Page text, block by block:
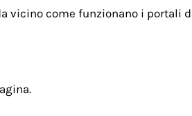
vicino come funzionano i portali